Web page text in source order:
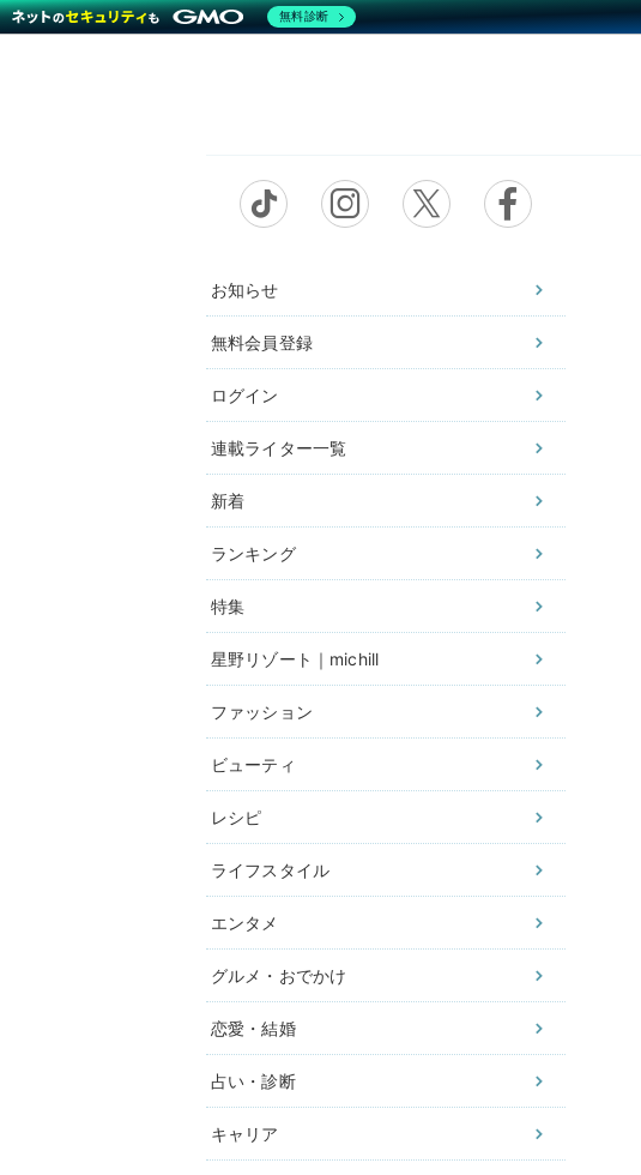
お知らせ
無料会員登録
ログイン
連載ライター一覧
新着
ランキング
特集
星野リゾート｜michill
ファッション
ビューティ
レシピ
ライフスタイル
エンタメ
グルメ・おでかけ
恋愛・結婚
占い・診断
キャリア
無料診断